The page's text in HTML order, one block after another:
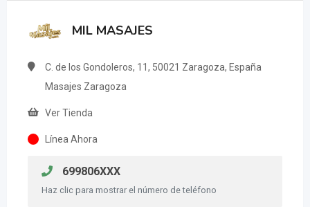
MIL MASAJES
C. de los Gondoleros, 11, 50021 Zaragoza, España
Masajes Zaragoza
Ver Tienda
Línea Ahora
699806XXX
Haz clic para mostrar el número de teléfono